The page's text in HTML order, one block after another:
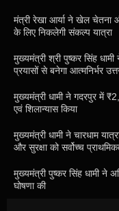
मंत्री रेखा आर्या ने खेल
के लिए निकलेगी संकल्प यात्रा
मुख्यमंत्री श्री पुष्कर सिंह
प्रयासों से बनेगा आत्मनिर्भर
मुख्यमंत्री धामी ने गदरपुर में
एवं शिलान्यास किया
मुख्यमंत्री धामी ने चारधाम
और सुरक्षा को सर्वोच्च
मुख्यमंत्री पुष्कर सिंह धामी ने
घोषणा की